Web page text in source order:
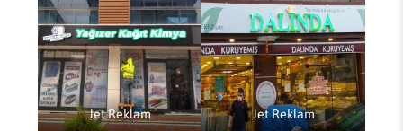
Jet Reklam Jet Reklam